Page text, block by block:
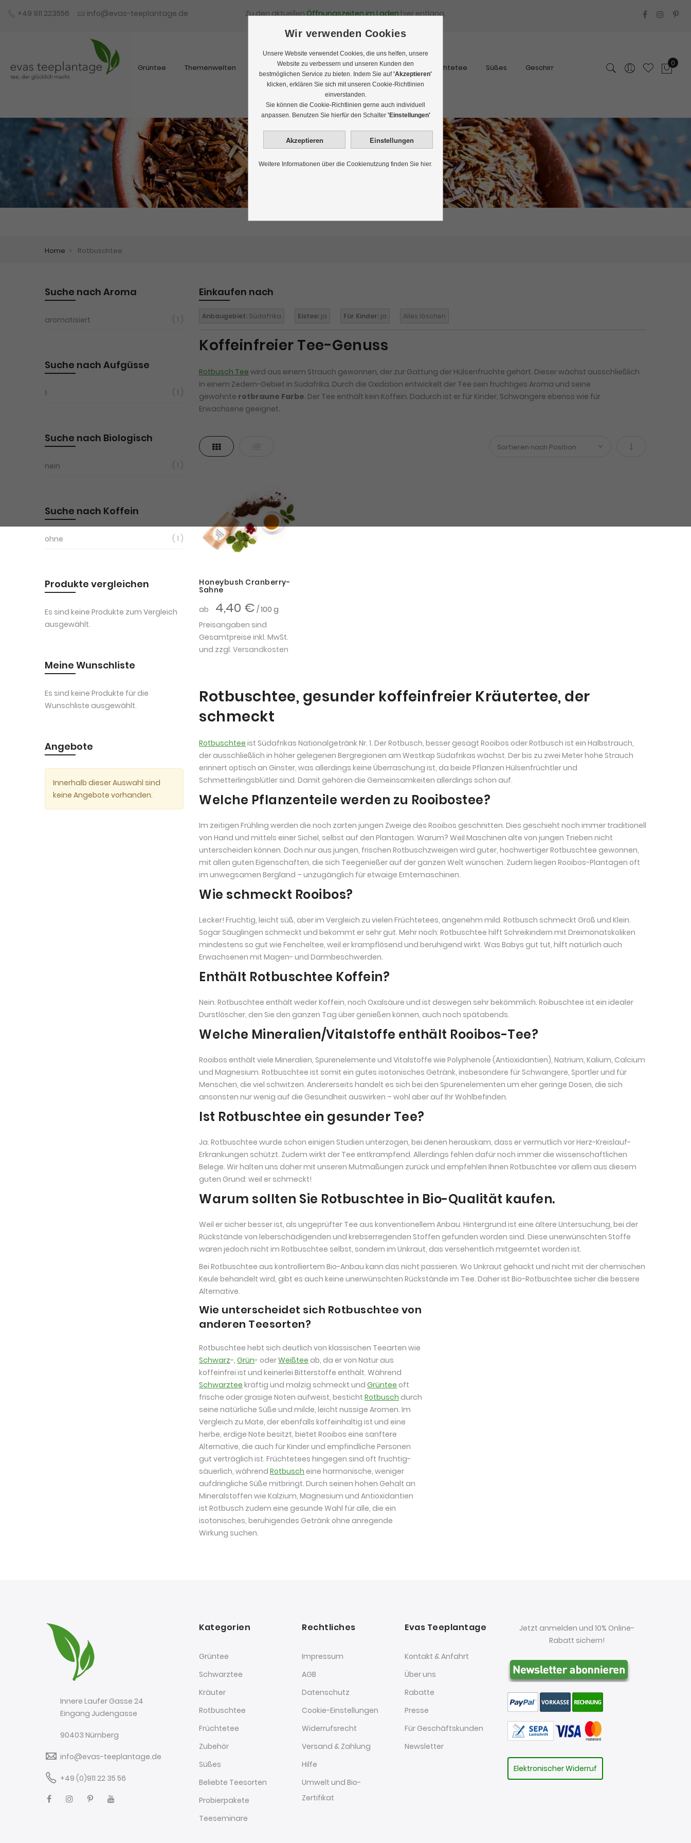
+49 911 223556 info@evas-teeplantage.de Zu den aktuellenÖffnungszeiten im Ladenhier entlang.
Grüntee Themenwelten Schwarztee Rooibostee Kräutertee Früchtetee Süßes Geschirr 0
Rotbuschtee
Home Rotbuschtee
Einkaufen nach
Anbaugebiet: Südafrika Eistee: ja Für Kinder: ja Alles löschen
Koffeinfreier Tee-Genuss
Rotbusch Tee wird aus einem Strauch gewonnen, der zur Gattung der Hülsenfrüchte gehört. Dieser wächst ausschließlich
in einem Zedern-Gebiet in Südafrika. Durch die Oxidation entwickelt der Tee sein fruchtiges Aroma und seine
gewohnte rotbraune Farbe. Der Tee enthält kein Koffein. Dadurch ist er für Kinder, Schwangere ebenso wie für
Erwachsene geeignet.
Raster In absteigender
Honeybush Cranberry-
Sahne
ab
4,40 € / 100 g
Preisangaben sind
Gesamtpreise inkl. MwSt.
und zzgl. Versandkosten
Rotbuschtee, gesunder koffeinfreier Kräutertee, der
schmeckt
Rotbuschtee ist Südafrikas Nationalgetränk Nr. 1. Der Rotbusch, besser gesagt Rooibos oder Rotbusch ist ein Halbstrauch,
der ausschließlich in höher gelegenen Bergregionen am Westkap Südafrikas wächst. Der bis zu zwei Meter hohe Strauch
erinnert optisch an Ginster, was allerdings keine Überraschung ist, da beide Pflanzen Hülsenfrüchtler und
Schmetterlingsblütler sind. Damit gehören die Gemeinsamkeiten allerdings schon auf.
Welche Pflanzenteile werden zu Rooibostee?
Im zeitigen Frühling werden die noch zarten jungen Zweige des Rooibos geschnitten. Dies geschieht noch immer traditionell
von Hand und mittels einer Sichel, selbst auf den Plantagen. Warum? Weil Maschinen alte von jungen Trieben nicht
unterscheiden können. Doch nur aus jungen, frischen Rotbuschzweigen wird guter, hochwertiger Rotbuschtee gewonnen,
mit allen guten Eigenschaften, die sich Teegenießer auf der ganzen Welt wünschen. Zudem liegen Rooibos-Plantagen oft
im unwegsamen Bergland – unzugänglich für etwaige Erntemaschinen.
Wie schmeckt Rooibos?
Lecker! Fruchtig, leicht süß, aber im Vergleich zu vielen Früchtetees, angenehm mild. Rotbusch schmeckt Groß und Klein.
Sogar Säuglingen schmeckt und bekommt er sehr gut. Mehr noch: Rotbuschtee hilft Schreikindern mit Dreimonatskoliken
mindestens so gut wie Fencheltee, weil er krampflösend und beruhigend wirkt. Was Babys gut tut, hilft natürlich auch
Erwachsenen mit Magen- und Darmbeschwerden.
Enthält Rotbuschtee Koffein?
Nein. Rotbuschtee enthält weder Koffein, noch Oxalsäure und ist deswegen sehr bekömmlich. Roibuschtee ist ein idealer
Durstlöscher, den Sie den ganzen Tag über genießen können, auch noch spätabends.
Welche Mineralien/Vitalstoffe enthält Rooibos-Tee?
Rooibos enthält viele Mineralien, Spurenelemente und Vitalstoffe wie Polyphenole (Antioxidantien), Natrium, Kalium, Calcium
und Magnesium. Rotbuschtee ist somit ein gutes isotonisches Getränk, insbesondere für Schwangere, Sportler und für
Menschen, die viel schwitzen. Andererseits handelt es sich bei den Spurenelementen um eher geringe Dosen, die sich
ansonsten nur wenig auf die Gesundheit auswirken – wohl aber auf Ihr Wohlbefinden.
Ist Rotbuschtee ein gesunder Tee?
Ja. Rotbuschtee wurde schon einigen Studien unterzogen, bei denen herauskam, dass er vermutlich vor Herz-Kreislauf-
Erkrankungen schützt. Zudem wirkt der Tee entkrampfend. Allerdings fehlen dafür noch immer die wissenschaftlichen
Belege. Wir halten uns daher mit unseren Mutmaßungen zurück und empfehlen Ihnen Rotbuschtee vor allem aus diesem
guten Grund: weil er schmeckt!
Warum sollten Sie Rotbuschtee in Bio-Qualität kaufen.
Weil er sicher besser ist, als ungeprüfter Tee aus konventionellem Anbau. Hintergrund ist eine ältere Untersuchung, bei der
Rückstände von leberschädigenden und krebserregenden Stoffen gefunden worden sind. Diese unerwünschten Stoffe
waren jedoch nicht im Rotbuschtee selbst, sondern im Unkraut, das versehentlich mitgeerntet worden ist.
Bei Rotbuschtee aus kontrolliertem Bio-Anbau kann das nicht passieren. Wo Unkraut gehackt und nicht mit der chemischen
Keule behandelt wird, gibt es auch keine unerwünschten Rückstände im Tee. Daher ist Bio-Rotbuschtee sicher die bessere
Alternative.
Wie unterscheidet sich Rotbuschtee von
anderen Teesorten?
Rotbuschtee hebt sich deutlich von klassischen Teearten wie
Schwarz-, Grün- oderWeißtee ab, da er von Natur aus
koffeinfrei ist und keinerlei Bitterstoffe enthält. Während
Schwarztee kräftig und malzig schmeckt und Grüntee oft
frische oder grasige Noten aufweist, besticht Rotbusch durch
seine natürliche Süße und milde, leicht nussige Aromen. Im
Vergleich zu Mate, der ebenfalls koffeinhaltig ist und eine
herbe, erdige Note besitzt, bietet Rooibos eine sanftere
Alternative, die auch für Kinder und empfindliche Personen
gut verträglich ist. Früchtetees hingegen sind oft fruchtig-
säuerlich, während Rotbusch eine harmonische, weniger
aufdringliche Süße mitbringt. Durch seinen hohen Gehalt an
Mineralstoffen wie Kalzium, Magnesium und Antioxidantien
ist Rotbusch zudem eine gesunde Wahl für alle, die ein
isotonisches, beruhigendes Getränk ohne anregende
Wirkung suchen.
Suche nach Aroma
aromatisiert 1
Suche nach Aufgüsse
1 1
Suche nach Biologisch
nein 1
Suche nach Koffein
ohne 1
Produkte vergleichen
Es sind keine Produkte zum Vergleich
ausgewählt.
Meine Wunschliste
Es sind keine Produkte für die
Wunschliste ausgewählt.
Angebote
Innerhalb dieser Auswahl sind
keine Angebote vorhanden.
Innere Laufer Gasse 24
Eingang Judengasse
90403 Nürnberg
info@evas-teeplantage.de
+49 (0)911 22 35 56
Kategorien
Grüntee
Schwarztee
Kräuter
Rotbuschtee
Früchtetee
Zubehör
Süßes
Beliebte Teesorten
Probierpakete
Teeseminare
Rechtliches
Impressum
AGB
Datenschutz
Cookie-Einstellungen
Widerrufsrecht
Versand & Zahlung
Hilfe
Umwelt und Bio-
Zertifikat
Evas Teeplantage
Kontakt & Anfahrt
Über uns
Rabatte
Presse
Für Geschäftskunden
Newsletter
Jetzt anmelden und 10% Online-
Rabatt sichern!
Elektronischer Widerruf
Wir verwenden Cookies
Unsere Website verwendet Cookies, die uns helfen, unsere
Website zu verbessern und unseren Kunden den
bestmöglichen Service zu bieten. Indem Sie auf'Akzeptieren'
klicken, erklären Sie sich mit unseren Cookie-Richtlinien
einverstanden.
Sie können die Cookie-Richtlinien gerne auch individuell
anpassen. Benutzen Sie hierfür den Schalter 'Einstellungen'
Weitere Informationen über die Cookienutzung finden Sie hier.